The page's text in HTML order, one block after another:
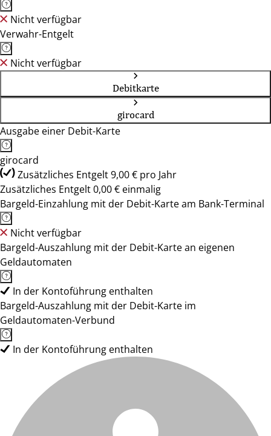
Nicht verfügbar
Verwahr-Entgelt
Nicht verfügbar
Debitkarte
girocard
Ausgabe einer Debit-Karte
girocard
Zusätzliches Entgelt 9,00 € pro Jahr
Zusätzliches Entgelt 0,00 € einmalig
Bargeld-Einzahlung mit der Debit-Karte am Bank-Terminal
Nicht verfügbar
Bargeld-Auszahlung mit der Debit-Karte an eigenen
Geldautomaten
In der Kontoführung enthalten
Bargeld-Auszahlung mit der Debit-Karte im
Geldautomaten-Verbund
In der Kontoführung enthalten